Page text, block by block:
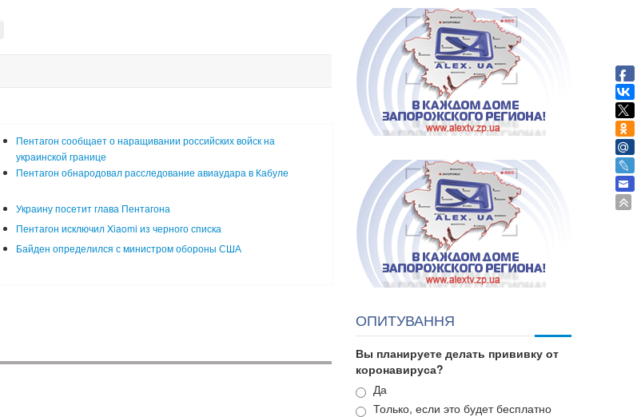
Пентагон сообщает о наращивании российских войск на
украинской границе
Пентагон обнародовал расследование авиаудара в Кабуле
Украину посетит глава Пентагона
Пентагон исключил Xiaomi из черного списка
Байден определился с министром обороны США
ОПИТУВАННЯ
Вы планируете делать прививку от
коронавируса?
Варианты
Да
Только, если это будет бесплатно